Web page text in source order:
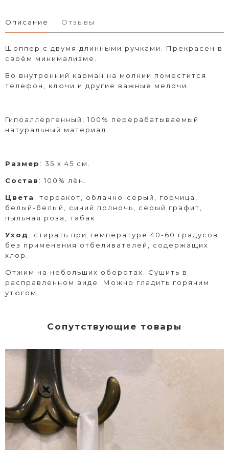
Описание Отзывы
Шоппер с двумя длинными ручками. Прекрасен в
своём минимализме.
Во внутренний карман на молнии поместится
телефон, ключи и другие важные мелочи.
Гипоаллергенный, 100% перерабатываемый
натуральный материал.
Размер : 35 х 45 см.
Состав : 100% лён.
Цвета : терракот, облачно-серый, горчица,
белый-белый, синий полночь, серый графит,
пыльная роза, табак.
Уход : стирать при температуре 40-60 градусов
без применения отбеливателей, содержащих
хлор.
Отжим на небольших оборотах. Сушить в
расправленном виде. Можно гладить горячим
утюгом.
Сопутствующие товары